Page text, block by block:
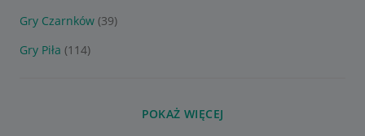
Gry Czarnków (39)
Gry Piła (114)
POKAŻ WIĘCEJ